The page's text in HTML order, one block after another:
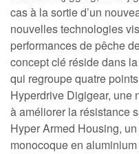
cas à la sortie d’un
nouvelles technologies
performances de pêche
concept clé réside dans
qui regroupe quatre
Hyperdrive Digigear, une
à améliorer la résistance
Hyper Armed Housing,
monocoque en